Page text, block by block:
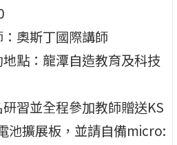
：奧斯丁國際講師
地點：龍潭自造教育及科技
研習並全程參加教師贈送KS
池擴展板，並請自備micro: